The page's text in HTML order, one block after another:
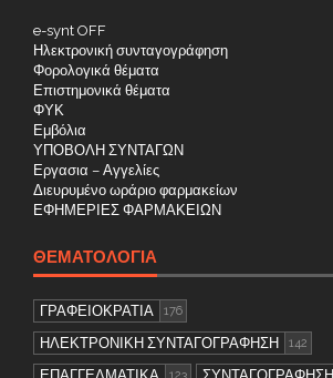
e-synt OFF
Ηλεκτρονική συνταγογράφηση
Φορολογικά θέματα
Επιστημονικά θέματα
ΦΥΚ
Εμβόλια
ΥΠΟΒΟΛΗ ΣΥΝΤΑΓΩΝ
Εργασια – Αγγελίες
Διευρυμένο ωράριο φαρμακείων
ΕΦΗΜΕΡΙΕΣ ΦΑΡΜΑΚΕΙΩΝ
ΘΕΜΑΤΟΛΟΓΊΑ
ΓΡΑΦΕΙΟΚΡΑΤΙΑ 176
ΗΛΕΚΤΡΟΝΙΚΗ ΣΥΝΤΑΓΟΓΡΑΦΗΣΗ 142